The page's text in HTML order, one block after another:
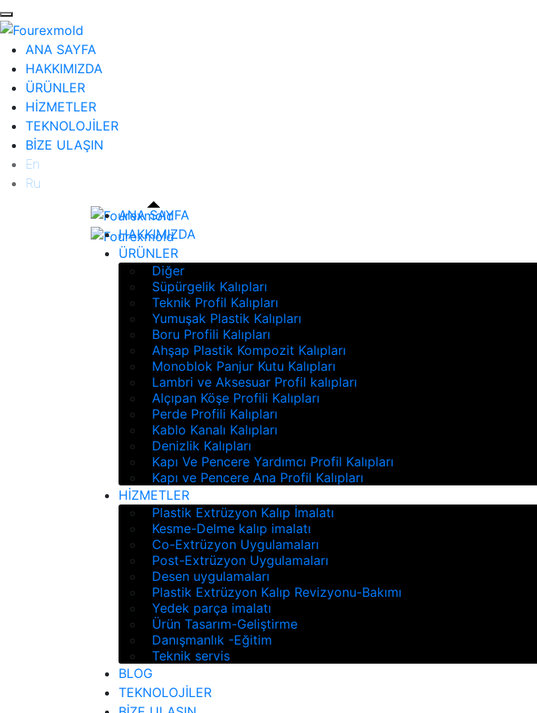
ANA SAYFA
HAKKIMIZDA
ÜRÜNLER
HİZMETLER
TEKNOLOJİLER
BİZE ULAŞIN
En
Ru
ANA SAYFA
HAKKIMIZDA
ÜRÜNLER
Diğer
Süpürgelik Kalıpları
Teknik Profil Kalıpları
Yumuşak Plastik Kalıpları
Boru Profili Kalıpları
Ahşap Plastik Kompozit Kalıpları
Monoblok Panjur Kutu Kalıpları
Lambri ve Aksesuar Profil kalıpları
Alçıpan Köşe Profili Kalıpları
Perde Profili Kalıpları
Kablo Kanalı Kalıpları
Denizlik Kalıpları
Kapı Ve Pencere Yardımcı Profil Kalıpları
Kapı ve Pencere Ana Profil Kalıpları
HİZMETLER
Plastik Extrüzyon Kalıp İmalatı
Kesme-Delme kalıp imalatı
Co-Extrüzyon Uygulamaları
Post-Extrüzyon Uygulamaları
Desen uygulamaları
Plastik Extrüzyon Kalıp Revizyonu-Bakımı
Yedek parça imalatı
Ürün Tasarım-Geliştirme
Danışmanlık -Eğitim
Teknik servis
BLOG
TEKNOLOJİLER